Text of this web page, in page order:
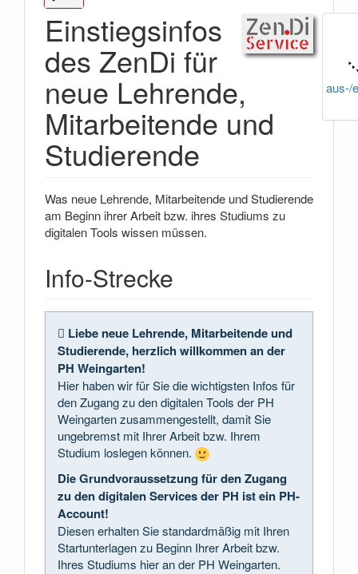
aus-/
Einstiegsinfos
des ZenDi für
neue Lehrende,
Mitarbeitende und
Studierende
Was neue Lehrende, Mitarbeitende und Studierende
am Beginn ihrer Arbeit bzw. ihres Studiums zu
digitalen Tools wissen müssen.
Info-Strecke
Liebe neue Lehrende, Mitarbeitende und
Studierende, herzlich willkommen an der
PH Weingarten!
Hier haben wir für Sie die wichtigsten Infos für
den Zugang zu den digitalen Tools der PH
Weingarten zusammengestellt, damit Sie
ungebremst mit Ihrer Arbeit bzw. Ihrem
Studium loslegen können.
Die Grundvoraussetzung für den Zugang
zu den digitalen Services der PH ist ein PH-
Account!
Diesen erhalten Sie standardmäßig mit Ihren
Startunterlagen zu Beginn Ihrer Arbeit bzw.
Ihres Studiums hier an der PH Weingarten.